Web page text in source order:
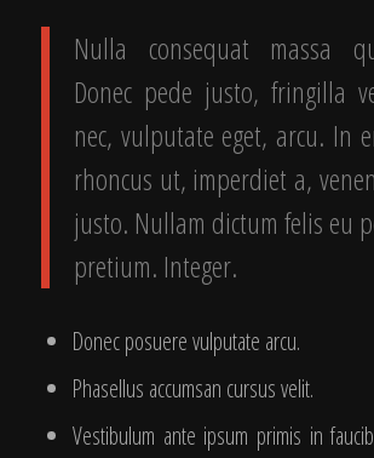
Nulla consequat massa
Donec pede justo, fringilla
nec, vulputate eget, arcu. In
rhoncus ut, imperdiet a,
justo. Nullam dictum felis eu
pretium. Integer.
Donec posuere vulputate arcu.
Phasellus accumsan cursus velit.
Vestibulum ante ipsum primis in